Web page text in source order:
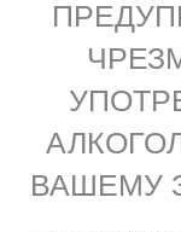
ВАШЕМУ